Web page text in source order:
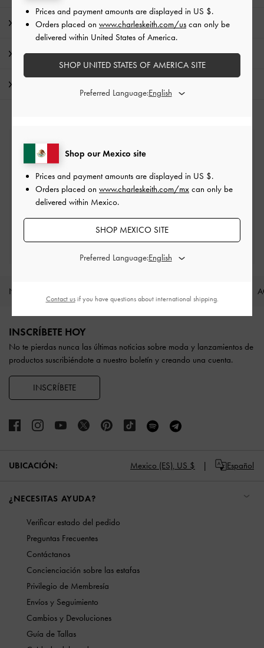
Detalles de los artículos e instrucciones de cuidado
Promociones
Envío estándar gratuita
En todos los pedidos con gasto mínimo*
Devoluciones fáciles
Dentro de los 30 días posteriores al pedido
Disfruta de beneficios exclusivos
NOVEDADES
Site footer
INSCRÍBETE HOY
No te pierdas nunca las últimas noticias sobre moda y lanzamientos de
productos suscribiéndote a nuestro boletín y creando una cuenta.
INSCRÍBETE
UBICACIÓN: Mexico (ES), US $ Español
¿NECESITAS AYUDA?
Verificar estado del pedido
Preguntas Frecuentes
Contáctanos
Concienciación sobre las estafas
Privilegio de Membresía
Envíos y Seguimiento
Cambios y Devoluciones
Guía de Tallas
Shop our Mexico site
Prices and payment amounts are displayed in US $.
Orders placed on www.charleskeith.com/mx can only be
delivered within Mexico.
SHOP MEXICO SITE
Preferred Language:
Prices and payment amounts are displayed in US $.
Orders placed on www.charleskeith.com/us can only be
delivered within United States of America.
SHOP UNITED STATES OF AMERICA SITE
Preferred Language:
Contact usif you have questions about international shipping.